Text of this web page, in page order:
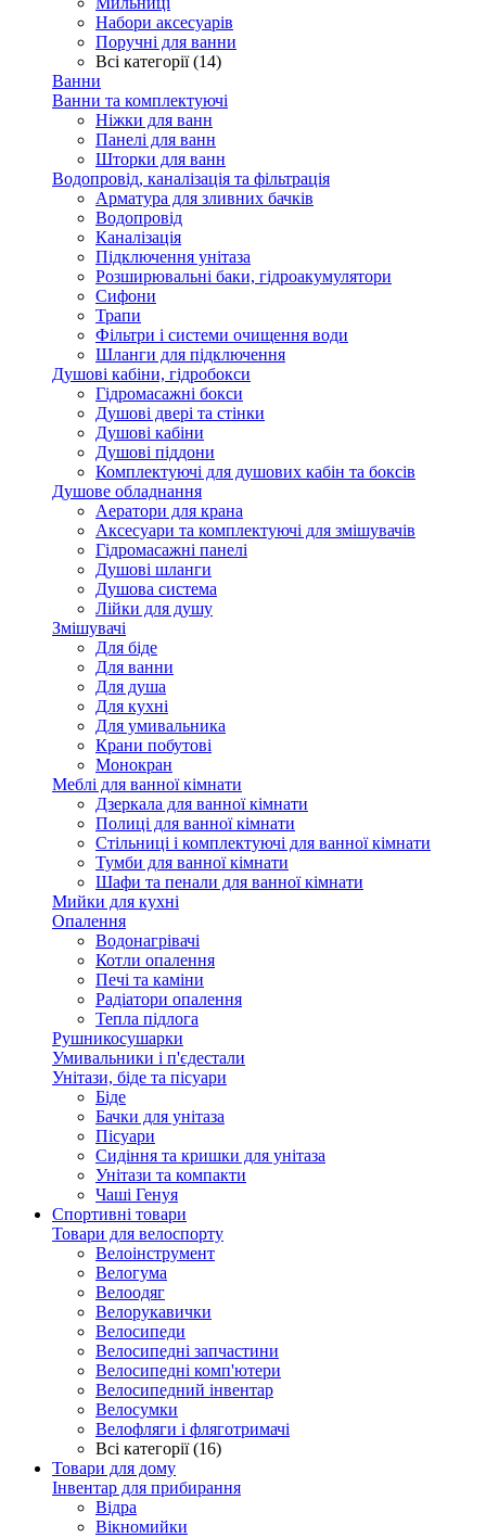
Набори аксесуарів
Поручні для ванни
Всі категорії (14)
Ванни
Ванни та комплектуючі
Ніжки для ванн
Панелі для ванн
Шторки для ванн
Водопровід, каналізація та фільтрація
Арматура для зливних бачків
Водопровід
Каналізація
Підключення унітаза
Розширювальні баки, гідроакумулятори
Сифони
Трапи
Фільтри і системи очищення води
Шланги для підключення
Душові кабіни, гідробокси
Гідромасажні бокси
Душові двері та стінки
Душові кабіни
Душові піддони
Комплектуючі для душових кабін та боксів
Душове обладнання
Аератори для крана
Аксесуари та комплектуючі для змішувачів
Гідромасажні панелі
Душові шланги
Душова система
Лійки для душу
Змішувачі
Для біде
Для ванни
Для душа
Для кухні
Для умивальника
Крани побутові
Монокран
Меблі для ванної кімнати
Дзеркала для ванної кімнати
Полиці для ванної кімнати
Стільниці і комплектуючі для ванної кімнати
Тумби для ванної кімнати
Шафи та пенали для ванної кімнати
Мийки для кухні
Опалення
Водонагрівачі
Котли опалення
Печі та каміни
Радіатори опалення
Тепла підлога
Рушникосушарки
Умивальники і п'єдестали
Унітази, біде та пісуари
Біде
Бачки для унітаза
Пісуари
Сидіння та кришки для унітаза
Унітази та компакти
Чаші Генуя
Спортивні товари
Товари для велоспорту
Велоінструмент
Велогума
Велоодяг
Велорукавички
Велосипеди
Велосипедні запчастини
Велосипедні комп'ютери
Велосипедний інвентар
Велосумки
Велофляги і фляготримачі
Всі категорії (16)
Товари для дому
Інвентар для прибирання
Відра
Вікномийки